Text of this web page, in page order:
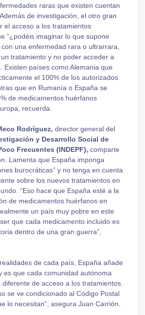
raras que existen cuentan
de investigación, el otro gran
el acceso a los tratamientos
“¿podéis imaginar lo que supone
una enfermedad rara o ultrarrara,
tratamiento y no poder acceder a
Existen países como Alemania que
el 100% de los autorizados
que en Rumanía o España se
de medicamentos huérfanos
recuerda.
Rodríguez, director general del
y Desarrollo Social de
Frecuentes (INDEPF), comparte
Lamenta que España imponga
burocráticas” y no tenga en cuenta
sobre los nuevos tratamientos en
“Eso hace que España esté a la
de medicamentos huérfanos en
un país muy pobre en este
que cada medicamento incluido es
dentro de una gran guerra”,
de cada país, España añade
es que cada comunidad autónoma
de acceso a los tratamientos.
se ve condicionado al Código Postal
lo necesitan”, asegura Juan Carrión.